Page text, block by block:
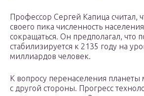
Профессор Сергей Капица считал,
своего пика численность
сокращаться. Он предполагал, что
стабилизируется к 2135 году на
миллиардов человек.
К вопросу перенаселения
с другой стороны. Прогресс